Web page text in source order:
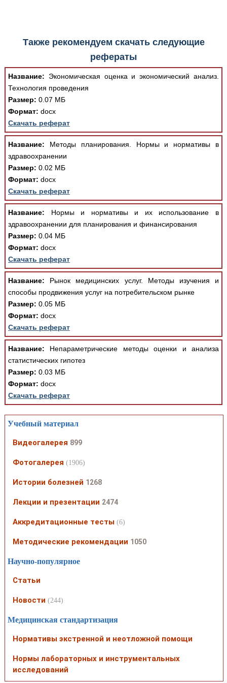
Также рекомендуем скачать следующие
рефераты
Название: Экономическая оценка и экономический анализ.
Технология проведения
Размер: 0.07 МБ
Формат: docx
Скачать реферат
Название: Методы планирования. Нормы и нормативы в
здравоохранении
Размер: 0.02 МБ
Формат: docx
Скачать реферат
Название: Нормы и нормативы и их использование в
здравоохранении для планирования и финансирования
Размер: 0.04 МБ
Формат: docx
Скачать реферат
Название: Рынок медицинских услуг. Методы изучения и
способы продвижения услуг на потребительском рынке
Размер: 0.05 МБ
Формат: docx
Скачать реферат
Название: Непараметрические методы оценки и анализа
статистических гипотез
Размер: 0.03 МБ
Формат: docx
Скачать реферат
Учебный материал
Видеогалерея 899
Фотогалерея (1906)
Истории болезней 1268
Лекции и презентации 2474
Аккредитационные тесты (6)
Методические рекомендации 1050
Научно-популярное
Статьи
Новости (244)
Медицинская стандартизация
Нормативы экстренной и неотложной помощи
Нормы лабораторных и инструментальных
исследований